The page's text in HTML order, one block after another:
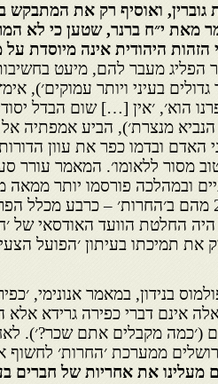
גוברין, ואוסיף רק את המתבקש
מאת י״ח ברנר, שטען כי לא
הזהות היהודית אינה מיוסדת על
הפליג מעבר להם, מיעט
בעיני ויותר עמוקים׳),
הוא׳, ׳אין […] שום הבדל
מנצרת׳), הביע אמפתיה אל
ובדמו כפר את עוון
טוב מסור ללאומו׳. המאמר עורר
ובמהלכה פורסמו יותר ממאה
החלטת הוועד האודסאי של
תמיכתו בעיתון ׳הפועל
בנידון, במאמר אנונימי,
אינם דברי כפירה גרידא
(׳כמה מקבלים אתם שכר?׳).
ממערכת ׳החרות׳
מעלינו את אחריות של חברים